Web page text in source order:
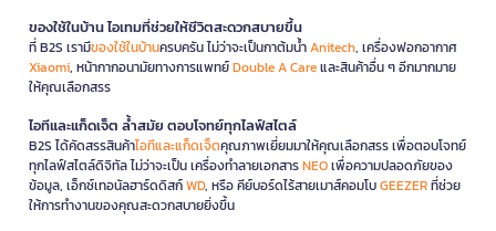
ของใช้ในบ้าน ไอเทมที่ช่วยให้ชีวิตสะดวกสบายขึ้น
ที่ B2S เรามีของใช้ในบ้านครบครัน ไม่ว่าจะเป็นกาต้มน้ำAnitech, เครื่องฟอกอากาศ
Xiaomi, หน้ากากอนามัยทางการแพทย์Double A Careและสินค้าอื่น ๆ อีกมากมาย
ให้คุณเลือกสรร
ไอทีและแก็ดเจ็ต ล้ำสมัย ตอบโจทย์ทุกไลฟ์สไตล์
B2S ได้คัดสรรสินค้าไอทีและแก็ดเจ็ตคุณภาพเยี่ยมมาให้คุณเลือกสรร เพื่อตอบโจทย์
ทุกไลฟ์สไตล์ดิจิทัล ไม่ว่าจะเป็น เครื่องทำลายเอกสารNEOเพื่อความปลอดภัยของ
ข้อมูล, เอ็กซ์เทอนัลฮาร์ดดิสก์WD, หรือ คีย์บอร์ดไร้สายเมาส์คอมโบGEEZERที่ช่วย
ให้การทำงานของคุณสะดวกสบายยิ่งขึ้น